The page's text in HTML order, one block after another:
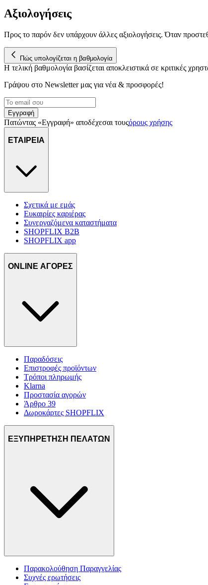
Αξιολογήσεις
Προς το παρόν δεν υπάρχουν άλλες αξιολογήσεις. Όταν
Πώς υπολογίζεται η βαθμολογία
Η τελική βαθμολογία βασίζεται αποκλειστικά σε κριτικές
Γράψου στο Νewsletter μας για νέα & προσφορές!
Εγγραφή
Πατώντας «Εγγραφή» αποδέχεσαι τουςόρους χρήσης
ΕΤΑΙΡΕΙΑ
Σχετικά με εμάς
Ευκαιρίες καριέρας
Συνεργαζόμενα καταστήματα
SHOPFLIX B2B
SHOPFLIX app
ONLINE ΑΓΟΡΕΣ
Παραδόσεις
Επιστροφές προϊόντων
Τρόποι πληρωμής
Klarna
Προστασία αγορών
Άρθρο 39
Δωροκάρτες SHOPFLIX
ΕΞΥΠΗΡΕΤΗΣΗ ΠΕΛΑΤΩΝ
Παρακολούθηση Παραγγελίας
Συχνές ερωτήσεις